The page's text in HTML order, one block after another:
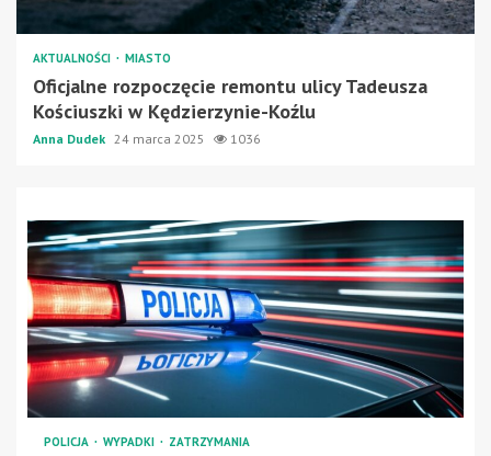
AKTUALNOŚCI MIASTO
Oficjalne rozpoczęcie remontu ulicy Tadeusza
Kościuszki w Kędzierzynie-Koźlu
Anna Dudek 24 marca 2025 1036
POLICJA WYPADKI ZATRZYMANIA